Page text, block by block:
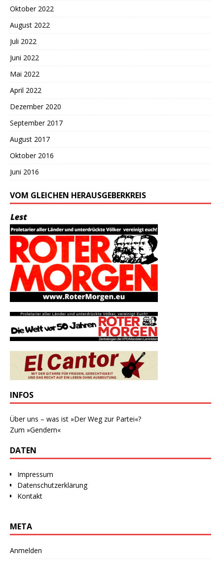
Oktober 2022
August 2022
Juli 2022
Juni 2022
Mai 2022
April 2022
Dezember 2020
September 2017
August 2017
Oktober 2016
Juni 2016
VOM GLEICHEN HERAUSGEBERKREIS
INFOS
Über uns – was ist »Der Weg zur Partei«?
Zum »Gendern«
DATEN
Impressum
Datenschutzerklärung
Kontakt
META
Anmelden